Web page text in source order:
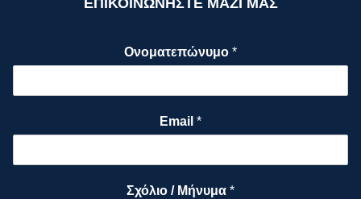
ΕΠΙΚΟΙΝΩΝΗΣΤΕ ΜΑΖΙ ΜΑΣ
Ονοματεπώνυμο *
Email *
Σχόλιο / Μήνυμα *